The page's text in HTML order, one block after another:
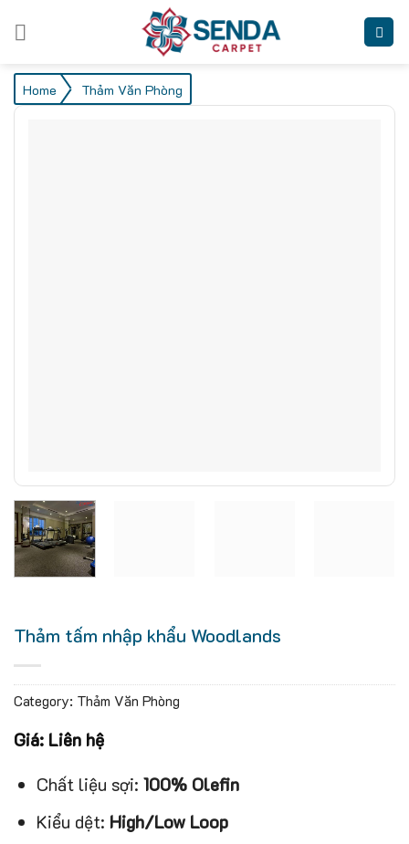
Home / Thảm Văn Phòng
Thảm tấm nhập khẩu Woodlands
Category: Thảm Văn Phòng
Giá: Liên hệ
Chất liệu sợi: 100% Olefin
Kiểu dệt: High/Low Loop